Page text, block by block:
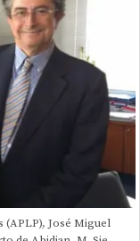
(APLP), José Miguel